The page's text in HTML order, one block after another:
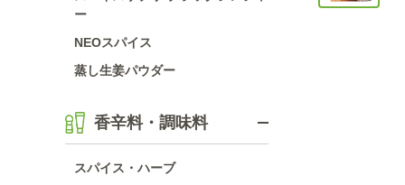
ー
NEOスパイス
蒸し生姜パウダー
香辛料・調味料
スパイス・ハーブ